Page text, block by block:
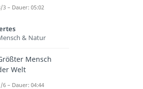
3 – Dauer: 05:02
& Natur
Mensch
Welt
6 – Dauer: 04:44